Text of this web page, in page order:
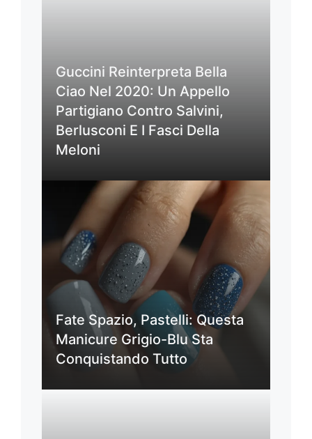
Guccini Reinterpreta Bella
Ciao Nel 2020: Un Appello
Partigiano Contro Salvini,
Berlusconi E I Fasci Della
Meloni
Fate Spazio, Pastelli: Questa
Manicure Grigio-Blu Sta
Conquistando Tutto